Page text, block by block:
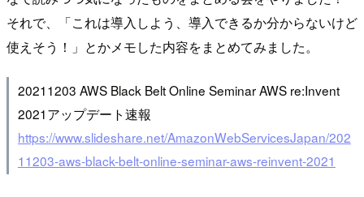
それで、「これは導入しよう、導入できるか分からないけど
使えそう！」とかメモした内容をまとめてみました。
20211203 AWS Black Belt Online Seminar AWS re:Invent
2021アップデート速報
https://www.slideshare.net/AmazonWebServicesJapan/202
11203-aws-black-belt-online-seminar-aws-reinvent-2021